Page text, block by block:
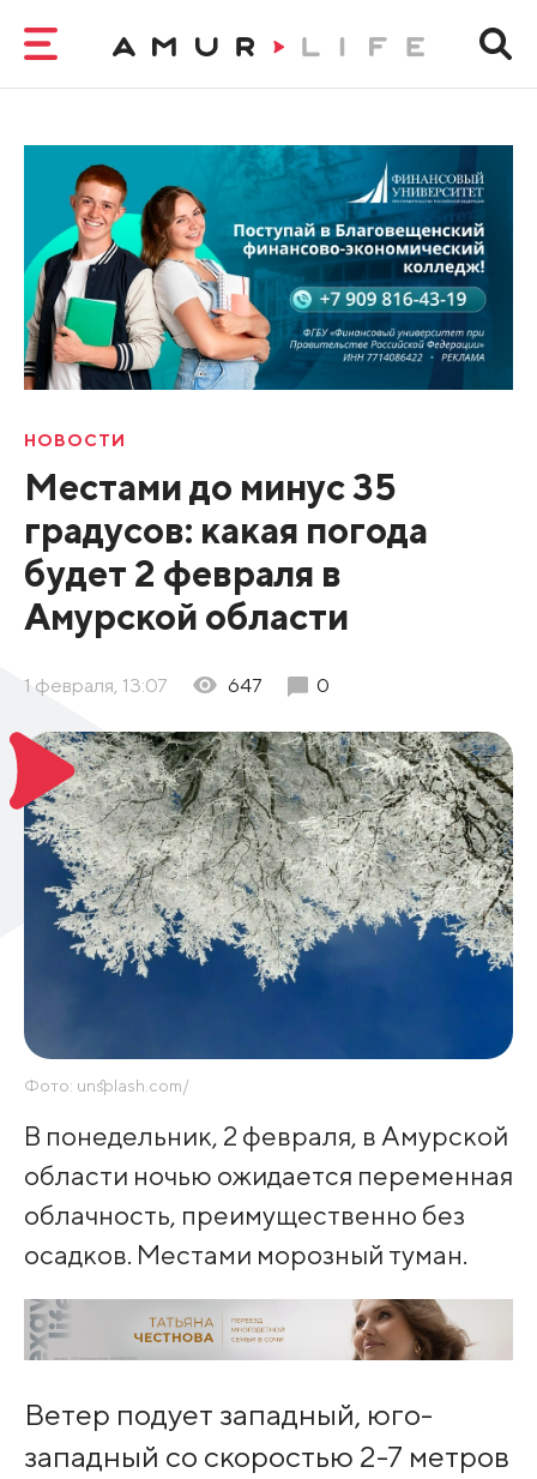
НОВОСТИ
Местами до минус 35
градусов: какая погода
будет 2 февраля в
Амурской области
1 февраля, 13:07 647 0
Фото: unsplash.com/
В понедельник, 2 февраля, в Амурской
области ночью ожидается переменная
облачность, преимущественно без
осадков. Местами морозный туман.
Ветер подует западный, юго-
западный со скоростью 2-7 метров